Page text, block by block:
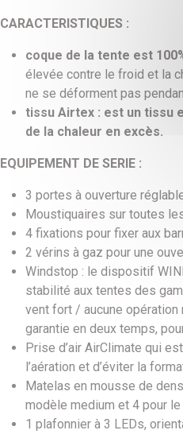
CARACTERISTIQUES :
coque de la tente est
élevée contre le froid et la
ne se déforment pas
tissu Airtex : est un tissu
de la chaleur en excès.
EQUIPEMENT DE SERIE :
3 portes à ouverture
Moustiquaires sur toutes
4 fixations pour fixer aux
2 vérins à gaz pour une
Windstop : le dispositif
stabilité aux tentes des
vent fort / aucune
garantie en deux temps,
Prise d’air AirClimate qui
l’aération et d’éviter la
Matelas en mousse de
modèle medium et 4 pour
1 plafonnier à 3 LEDs,